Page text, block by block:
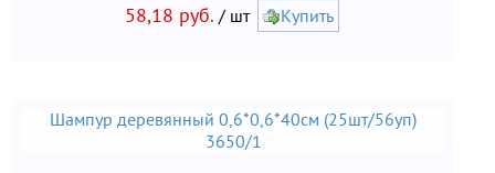
58,18 руб. / шт Купить
Шампур деревянный 0,6*0,6*40см (25шт/56уп)
3650/1